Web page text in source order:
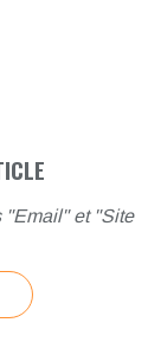
"Email" et "Site